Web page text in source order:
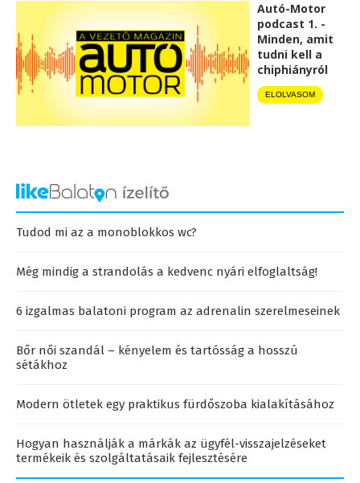
Autó-Motor
podcast 1. -
Minden, amit
tudni kell a
chiphiányról
ELOLVASOM
Tudod mi az a monoblokkos wc?
Még mindig a strandolás a kedvenc nyári elfoglaltság!
6 izgalmas balatoni program az adrenalin szerelmeseinek
Bőr női szandál – kényelem és tartósság a hosszú
sétákhoz
Modern ötletek egy praktikus fürdőszoba kialakításához
Hogyan használják a márkák az ügyfél-visszajelzéseket
termékeik és szolgáltatásaik fejlesztésére